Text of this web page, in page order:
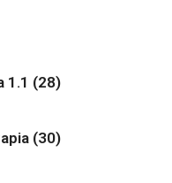
1.1 (28)
(30)